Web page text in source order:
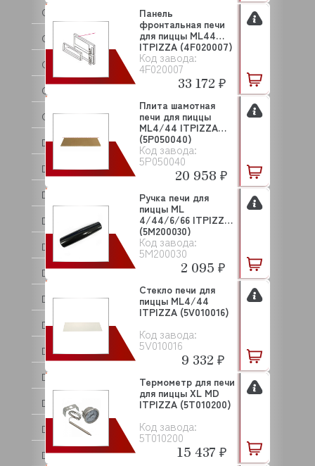
CREM
CRYSPI
CUCKOO
CUNILL
CUPPONE
DANLER
DANUBE
DE VECCHI
DEBAG
DELL ORO
DERBY
DIHR
DIRMAK
DISTFORM
DOLPHIN
DOMINATOR
DRY AGER
DYNAMIC
Код завода:
4F020007
Панель
фронтальная печи
для пиццы ML44
ITPIZZA (4F020007)
33 172 ₽
Код завода:
5P050040
Плита шамотная
печи для пиццы
ML4/44 ITPIZZA
(5P050040)
20 958 ₽
Код завода:
5M200030
Ручка печи для
пиццы ML
4/44/6/66 ITPIZZA
(5M200030)
2 095 ₽
Код завода:
5V010016
Стекло печи для
пиццы ML4/44
ITPIZZA (5V010016)
9 332 ₽
Код завода:
5T010200
Термометр для печи
для пиццы XL MD
ITPIZZA (5T010200)
15 437 ₽